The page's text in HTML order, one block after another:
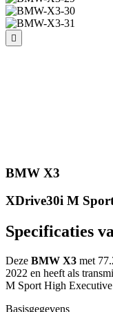
BMW X3
XDrive30i M
Specificaties
Deze BMW X3 met
2022 en heeft als
M Sport High Executive
Basisgegevens